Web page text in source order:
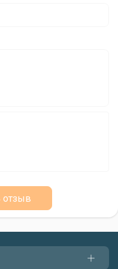
XL включает 2
делая процесс ловли
отзыв